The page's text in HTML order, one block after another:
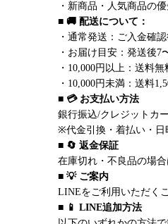
・新商品・人気商品の
■ 🚚 配送について：
・通常発送：ご入金確
・お届け目安：発送後7
・10,000円以上：送料
・10,000円未満：送料
■ 💳 お支払い方法
銀行振込/クレジットカ
※代金引換・着払い・日
■ 🔄 返金保証
在庫切れ・不良品の場
■ 💡 ご案内
LINEをご利用いただく
■ 📱 LINE追加方法